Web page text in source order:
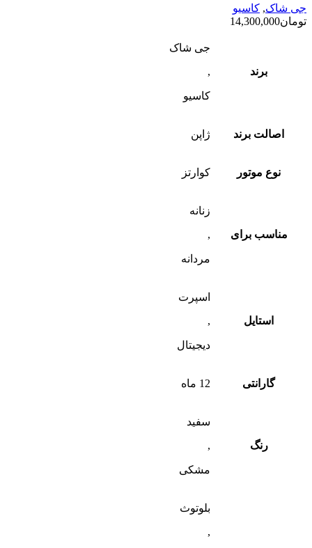
جی شاک, کاسیو
تومان14,300,000
برند
جی شاک
,
کاسیو
اصالت برند ژاپن
نوع موتور کوارتز
مناسب برای
زنانه
,
مردانه
استایل
اسپرت
,
دیجیتال
گارانتی 12 ماه
رنگ
سفید
,
مشکی
بلوتوث
,